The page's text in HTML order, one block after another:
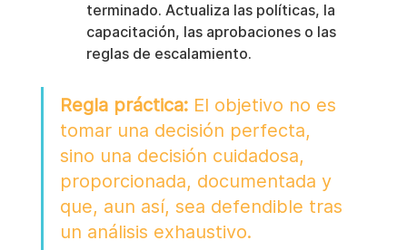
terminado. Actualiza las políticas, la
capacitación, las aprobaciones o las
reglas de escalamiento.
Regla práctica: El objetivo no es
tomar una decisión perfecta,
sino una decisión cuidadosa,
proporcionada, documentada y
que, aun así, sea defendible tras
un análisis exhaustivo.